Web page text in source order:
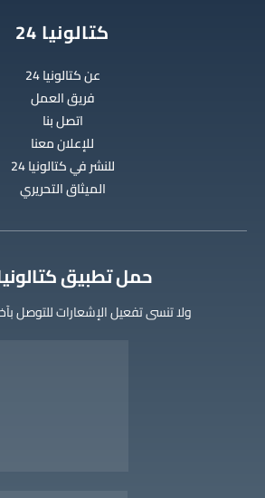
كتالونيا 24
عن كتالونيا 24
فريق العمل
اتصل بنا
للإعلان معنا
للنشر في كتالونيا 24
الميثاق التحريري
‫حمل تطبيق كتالونيا
ولا تنسى تفعيل الإشعارات للتوصل